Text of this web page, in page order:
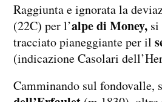
Raggiunta e ignorata la
(22C) per l’alpe di Money, si
tracciato pianeggiante per il
(indicazione Casolari
Camminando sul fondovalle,